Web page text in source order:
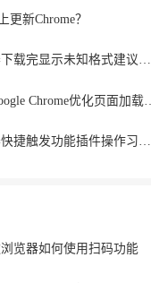
更新Chrome？
谷歌浏览器下载完显示未知格式建议用哪些工具打开
如何利用Google Chrome优化页面加载速度
谷歌浏览器快捷触发功能插件操作习惯迁移研究
览器如何使用扫码功能